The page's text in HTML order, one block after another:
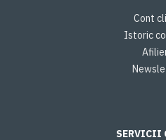
Cont
Istoric
SERVICII